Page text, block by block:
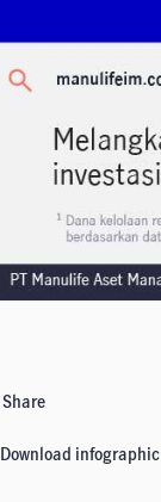
Share
Download infographic